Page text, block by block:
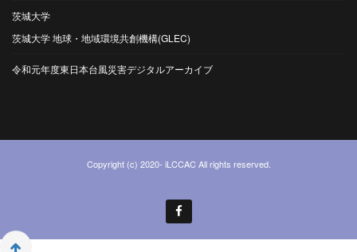
茨城大学
茨城大学 地球・地域環境共創機構(GLEC)
令和元年度東日本台風災害デジタルアーカイブ
Copyright (c) 2020- iLCCAC All rights reserved.